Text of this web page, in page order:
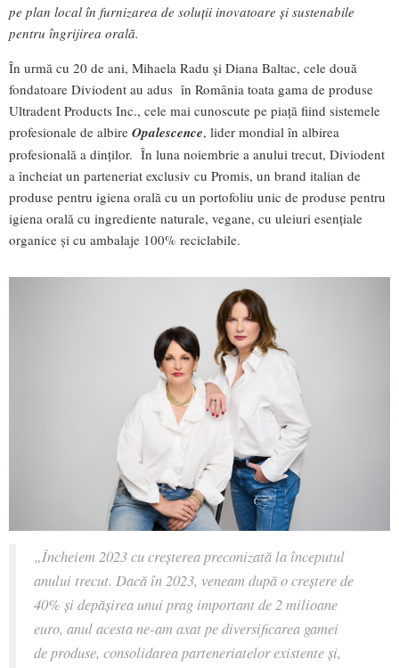
pe plan local în furnizarea de soluții inovatoare și sustenabile
pentru îngrijirea orală.
În urmă cu 20 de ani, Mihaela Radu și Diana Baltac, cele două
fondatoare Diviodent au adus în România toata gama de produse
Ultradent Products Inc., cele mai cunoscute pe piață fiind sistemele
profesionale de albire Opalescence, lider mondial în albirea
profesională a dinților. În luna noiembrie a anului trecut, Diviodent
a încheiat un parteneriat exclusiv cu Promis, un brand italian de
produse pentru igiena orală cu un portofoliu unic de produse pentru
igiena orală cu ingrediente naturale, vegane, cu uleiuri esențiale
organice și cu ambalaje 100% reciclabile.
„Încheiem 2023 cu creșterea preconizată la începutul
anului trecut. Dacă în 2023, veneam după o creștere de
40% și depășirea unui prag important de 2 milioane
euro, anul acesta ne-am axat pe diversificarea gamei
de produse, consolidarea parteneriatelor existente și,